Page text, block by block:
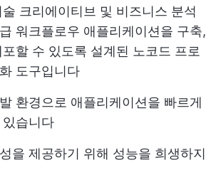
크리에이티브 및 비즈니스 분석
워크플로우 애플리케이션을 구축,
할 수 있도록 설계된 노코드 프로
도구입니다
환경으로 애플리케이션을 빠르게
습니다
을 제공하기 위해 성능을 희생하지